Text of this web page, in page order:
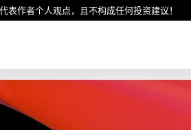
作者个人观点，且不构成任何投资建议！